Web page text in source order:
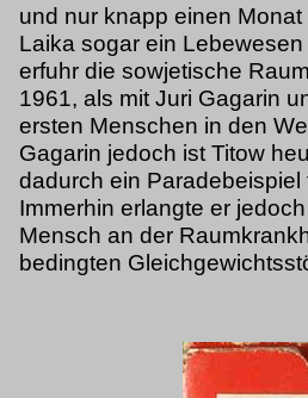
und nur knapp einen
Laika sogar ein
erfuhr die sowjetische
1961, als mit Juri Gagarin
ersten Menschen in den
Gagarin jedoch ist Titow
dadurch ein Paradebeispiel
Immerhin erlangte er
Mensch an der
bedingten